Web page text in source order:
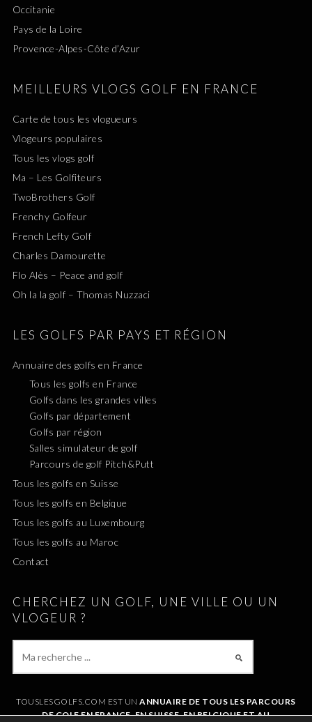
Occitanie
Pays de la Loire
Provence-Alpes-Côte d’Azur
MEILLEURS VLOGS GOLF EN FRANCE
Carte de tous les vlogueurs
Vlogeurs populaires
Tous les vlogs golf
Ma – Les Golfiteurs
TwoBrothers Golf
Frenchy Golfeur
French Lefty Golf
Charles Damourette
Flo Alès – Peace and golf
Oh la la golf – Thomas Nuzzaci
LES GOLFS PAR PAYS ET RÉGION
Annuaire des golfs en France
Tous les golfs en France
Golfs dans les grandes villes
Golfs par département
Golfs par région
Salles simulateur de golf
Parcours de golf Pitch&Putt
Tous les golfs en Suisse
Tous les golfs en Belgique
Tous les golfs au Luxembourg
Tous les golfs au Maroc
Contact
CHERCHEZ UN GOLF, UNE VILLE OU UN
VLOGEUR ?
TOUSLESGOLFS.COM EST UNANNUAIRE DE TOUS LES PARCOURS
DE GOLF EN FRANCE, EN SUISSE, EN BELGIQUE ET AU